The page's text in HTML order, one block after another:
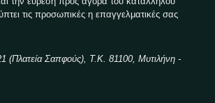
τις προσωπικές η επαγγελματικές σας
(Πλατεία Σαπφούς), Τ.Κ. 81100, Μυτιλήνη -